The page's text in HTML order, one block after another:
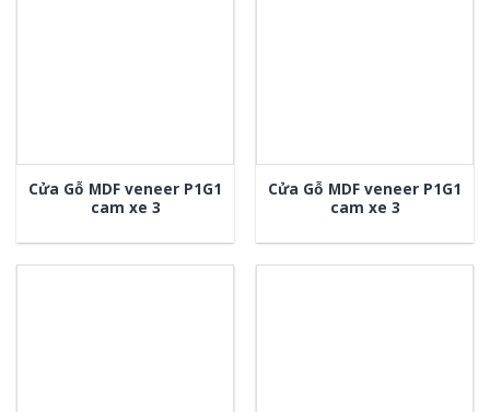
Cửa Gỗ MDF veneer P1G1
cam xe 3
Cửa Gỗ MDF veneer P1G1
cam xe 3